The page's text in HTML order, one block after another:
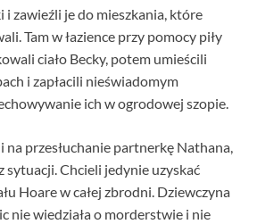
zawieźli je do mieszkania, które
Tam w łazience przy pomocy piły
ciało Becky, potem umieścili
i zapłacili nieświadomym
ich w ogrodowej szopie.
na przesłuchanie partnerkę Nathana,
sytuacji. Chcieli jedynie uzyskać
Hoare w całej zbrodni. Dziewczyna
nie wiedziała o morderstwie i nie